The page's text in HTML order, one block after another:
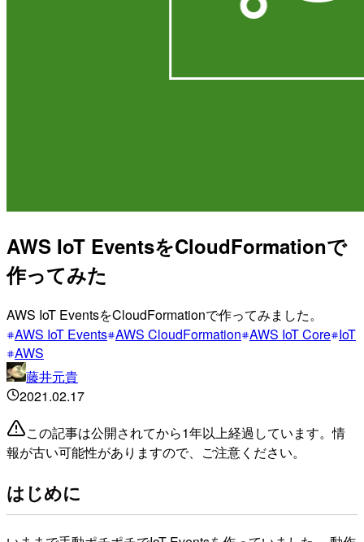
AWS IoT EventsをCloudFormationで
作ってみた
AWS IoT EventsをCloudFormationで作ってみました。
AWS IoT Events AWS CloudFormation AWS IoT Core IoT
AWS
藤井元貴
2021.02.17
この記事は公開されてから1年以上経過しています。情
報が古い可能性がありますので、ご注意ください。
はじめに